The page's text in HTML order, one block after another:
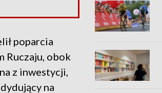
poparcia
Ruczaju, obok
z inwestycji,
na